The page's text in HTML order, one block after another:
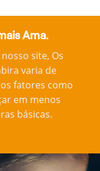
Ama.
site, Os
varia de
fatores como
em menos
básicas.